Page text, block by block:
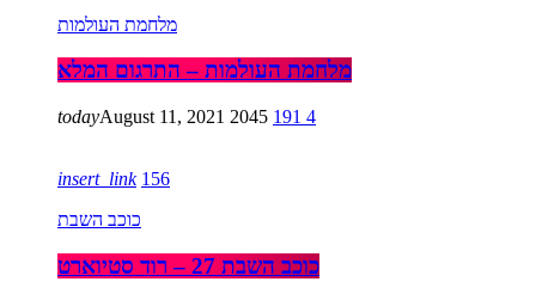
מלחמת העולמות
מלחמת העולמות – התרגום המלא
todayAugust 11, 2021 2045 191 4
insert_link 156
כוכב השבת
כוכב השבת 27 – רוד סטיוארט